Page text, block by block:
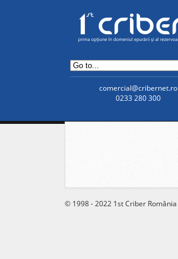
comercial@cribernet.ro
0233 280 300
© 1998 - 2022 1st Criber România